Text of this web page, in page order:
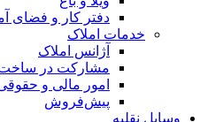
دفتر کار و فضای آموزشی
خدمات املاک
آژانس املاک
مشارکت در ساخت
امور مالی و حقوقی
پیش‌فروش
نقلیه